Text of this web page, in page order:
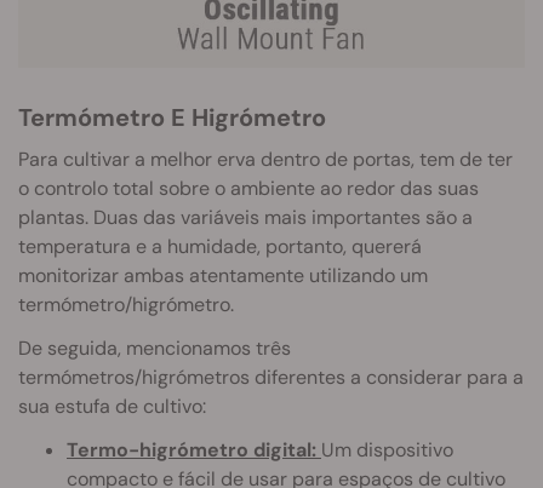
Termómetro E Higrómetro
Para cultivar a melhor erva dentro de portas, tem de ter
o controlo total sobre o ambiente ao redor das suas
plantas. Duas das variáveis mais importantes são a
temperatura e a humidade, portanto, quererá
monitorizar ambas atentamente utilizando um
termómetro/higrómetro.
De seguida, mencionamos três
termómetros/higrómetros diferentes a considerar para a
sua estufa de cultivo:
Termo-higrómetro digital: Um dispositivo
compacto e fácil de usar para espaços de cultivo